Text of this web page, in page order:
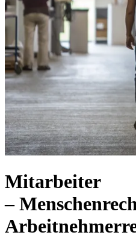
Mitarbeiter
–